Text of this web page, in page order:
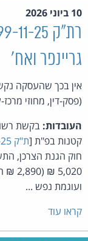
10 ביוני 2026
גריינפר ואח'
אין בכך שהעסקה
(פסק-דין, מחוזי מרכז-
העובדות: בקשת
קטנות בפ"ת [ת"ק 30154-01-25
ועוגמת נפש ...
קראו עוד